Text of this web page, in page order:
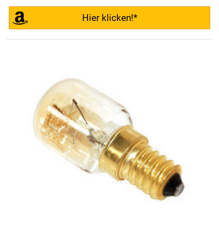
Hier klicken!*